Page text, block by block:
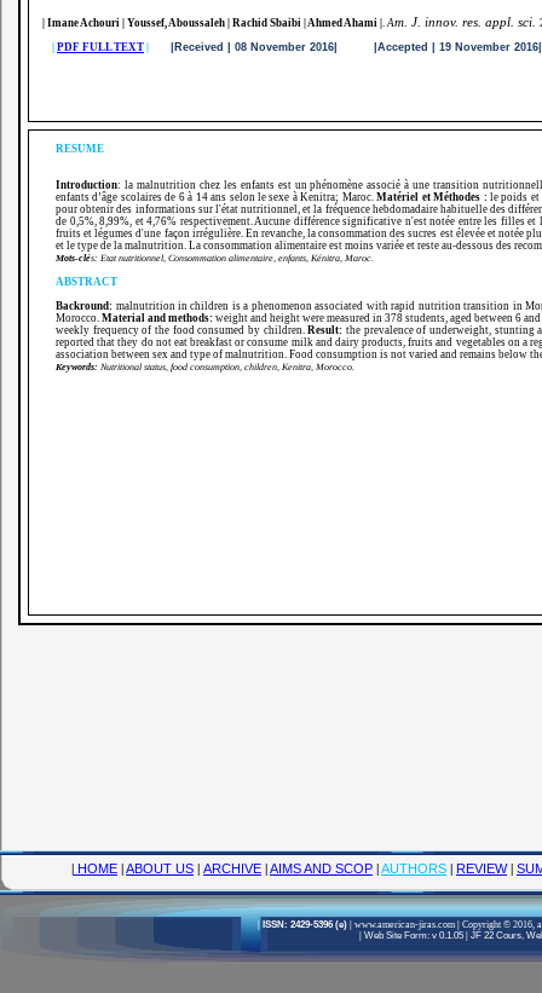
| ISSN: 2429-5396 (e) | www.american-jiras.com | Copyright © 2016,
| Web Site Form: v 0.1.05 | JF 22 Cours,
| HOME |ABOUT US | ARCHIVE |AIMS AND SCOP |AUTHORS | REVIEW |
| Imane Achouri | Youssef, Aboussaleh | Rachid Sbaibi | Ahmed Ahami Am. J. innov. res. appl. sci.
PDF FULL TEXT |Received | 08 November 2016| |Accepted | 19 November
RESUME
Introduction: la malnutrition chez les enfants est un phénomène associé à une transition
enfants d’âge scolaires de 6 à 14 ans selon le sexe à Kenitra; Maroc.Matériel et Méthodes : le poids et
pour obtenir des informations sur l'état nutritionnel, et la fréquence hebdomadaire habituelle des
de 0,5%, 8,99%, et 4,76% respectivement. Aucune différence significative n'est notée entre les filles
fruits et légumes d'une façon irrégulière. En revanche, la consommation des sucres est élevée et notée
et le type de la malnutrition. La consommation alimentaire est moins variée et reste au-dessous des
Mots-clés: Etat nutritionnel, Consommation alimentaire, enfants, Kénitra, Maroc.
ABSTRACT
Backround: malnutrition in children is a phenomenon associated with rapid nutrition transition in
Morocco. Material and methods: weight and height were measured in 378 students, aged between 6
weekly frequency of the food consumed by children.Result: the prevalence of underweight, stunting
reported that they do not eat breakfast or consume milk and dairy products, fruits and vegetables on
association between sex and type of malnutrition. Food consumption is not varied and remains below
Keywords: Nutritional status, food consumption, children, Kenitra, Morocco.